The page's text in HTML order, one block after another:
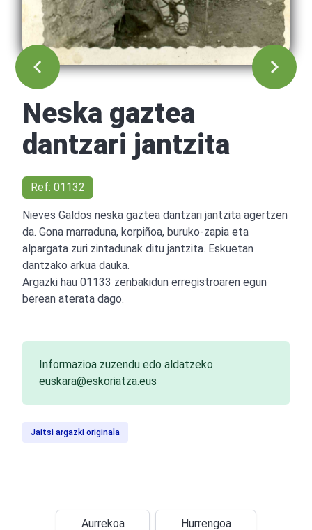
Neska gaztea
dantzari jantzita
Ref: 01132
Nieves Galdos neska gaztea dantzari jantzita agertzen
da. Gona marraduna, korpiñoa, buruko-zapia eta
alpargata zuri zintadunak ditu jantzita. Eskuetan
dantzako arkua dauka.
Argazki hau 01133 zenbakidun erregistroaren egun
berean aterata dago.
Informazioa zuzendu edo aldatzeko
euskara@eskoriatza.eus
Jaitsi argazki originala
Aurrekoa Hurrengoa